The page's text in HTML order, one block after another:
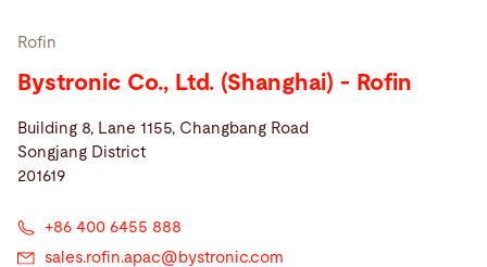
Rofin
Bystronic Co., Ltd. (Shanghai) - Rofin
Building 8, Lane 1155, Changbang Road
Songjang District
201619
+86 400 6455 888
sales.rofin.apac@ bystronic.com